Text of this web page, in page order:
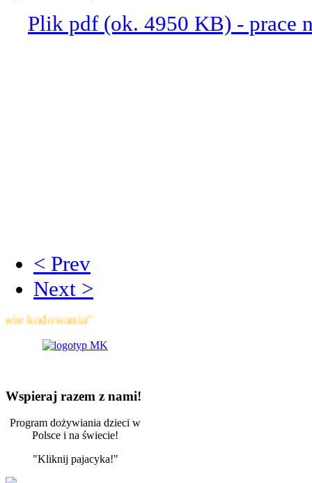
Plik pdf (ok. 4950 KB) - prace
< Prev
Next >
Wspieraj razem z nami!
Program dożywiania dzieci w
Polsce i na świecie!
"Kliknij pajacyka!"